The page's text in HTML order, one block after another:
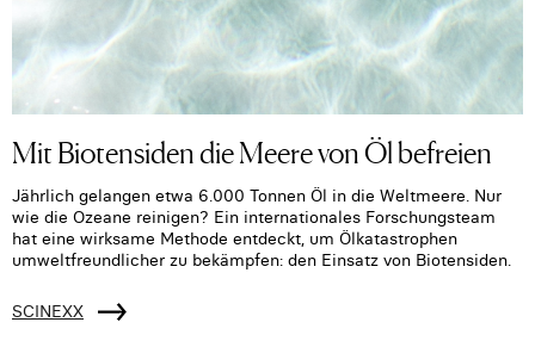
Mit Biotensiden die Meere von Öl befreien
Jährlich gelangen etwa 6.000 Tonnen Öl in die Weltmeere. Nur
wie die Ozeane reinigen? Ein internationales Forschungsteam
hat eine wirksame Methode entdeckt, um Ölkatastrophen
umweltfreundlicher zu bekämpfen: den Einsatz von Biotensiden.
SCINEXX